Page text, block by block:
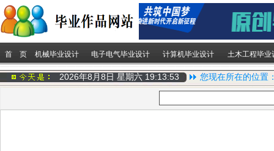
首 页 机械毕业设计 电子电气毕业设计 计算机毕业设计 土木工程毕业
2026年8月8日 星期六 19:13:54 您现在所在的位置